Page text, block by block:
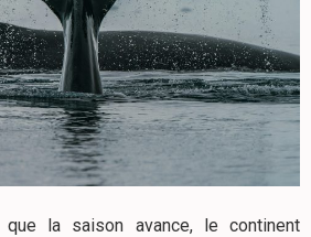
la saison avance, le continent